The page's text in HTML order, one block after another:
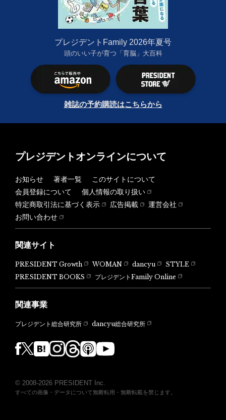
プレジデントFamily 2026年夏号
頭のいい子が育つ「育脳」大百科
雑誌の予約購読はこちらから
プレジデントオンラインについて
お知らせ 著者一覧
このサイトについて
会員登録について
個人情報の取り扱い
特定商取引法に基づく表示
広告掲載
運営会社
お問い合わせ
関連サイト
PRESIDENT Growth WOMAN dancyu
STYLE
PRESIDENT BOOKS
プレジデントFamily Online
関連事業
プレジデント総合研究所 dancyu総合研究所
© 2008-2026 PRESIDENT Inc.
すべての画像・データについて無断転用・無断転載を禁じます。